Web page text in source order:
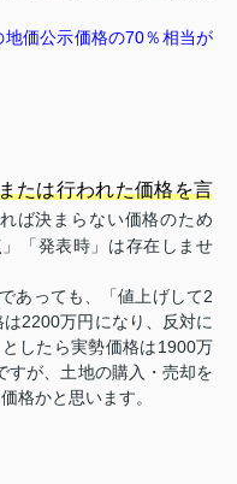
地価公示価格の70％相当が
たは行われた価格を言
ば決まらない価格のため
「発表時」は存在しませ
あっても、「値上げして2
2200万円になり、反対に
したら実勢価格は1900万
すが、土地の購入・売却を
格かと思います。